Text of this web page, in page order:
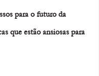
para o futuro da
que estão ansiosas para